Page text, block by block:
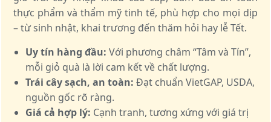
thực phẩm và thẩm mỹ tinh tế, phù hợp cho mọi dịp
– từ sinh nhật, khai trương đến thăm hỏi hay lễ Tết.
Uy tín hàng đầu: Với phương châm “Tâm và Tín”,
mỗi giỏ quà là lời cam kết về chất lượng.
Trái cây sạch, an toàn: Đạt chuẩn VietGAP, USDA,
nguồn gốc rõ ràng.
Giá cả hợp lý: Cạnh tranh, tương xứng với giá trị